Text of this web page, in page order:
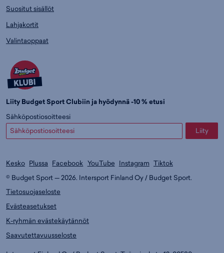
Suositut sisällöt
Lahjakortit
Valintaoppaat
Liity Budget Sport Clubiin ja hyödynnä -10 % etusi
Sähköpostiosoitteesi
Liity
Kesko Plussa Facebook YouTube Instagram Tiktok
© Budget Sport — 2026. Intersport Finland Oy / Budget Sport.
Tietosuojaseloste
Evästeasetukset
K-ryhmän evästekäytännöt
Saavutettavuusseloste